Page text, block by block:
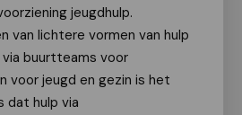
jeugdhulp.
van lichtere vormen van hulp
buurtteams voor
voor jeugd en gezin is het
dat hulp via